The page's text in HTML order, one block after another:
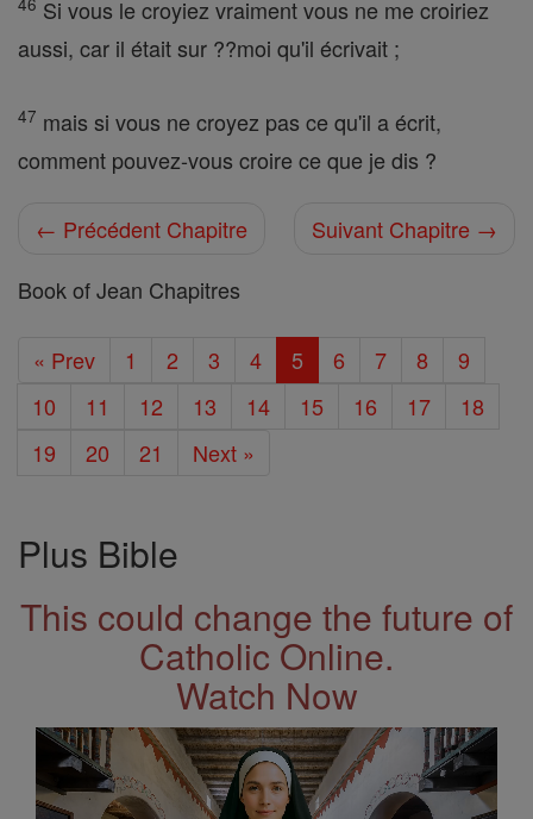
Si vous le croyiez vraiment vous ne me croiriez
aussi, car il était sur ??moi qu'il écrivait ;
47 mais si vous ne croyez pas ce qu'il a écrit,
comment pouvez-vous croire ce que je dis ?
← Précédent Chapitre
Suivant Chapitre →
Book of Jean Chapitres
« Prev 1 2 3 4 5 6 7 8
9
10
11 12 13 14 15 16 17
18
19
20 21 Next »
Plus Bible
This could change the future of
Catholic Online.
Watch Now